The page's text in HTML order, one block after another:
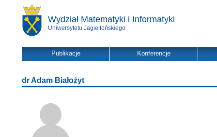
Wydział Matematyki i Informatyki
Uniwersytetu Jagiellońskiego
Publikacje Konferencje
dr Adam Białożyt